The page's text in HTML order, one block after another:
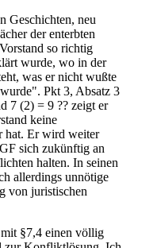
Geschichten, neu
der enterbten
so richtig
wurde, wo in der
was er nicht wußte
Pkt 3, Absatz 3
7 (2) = 9 ?? zeigt er
keine
hat. Er wird weiter
sich zukünftig an
halten. In seinen
allerdings unnötige
von juristischen
§7,4 einen völlig